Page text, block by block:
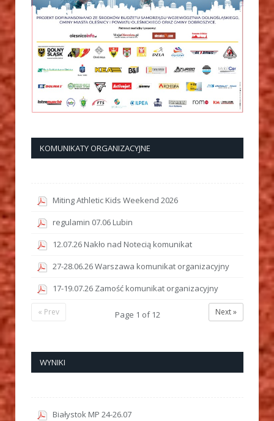
KOMUNIKATY ORGANIZACYJNE
Miting Athletic Kids Weekend 2026
regulamin 07.06 Lubin
12.07.26 Nakło nad Notecią komunikat
27-28.06.26 Warszawa komunikat organizacyjny
17-19.07.26 Zamość komunikat organizacyjny
Next »
Page 1 of12
« Prev
WYNIKI
Białystok MP 24-26.07